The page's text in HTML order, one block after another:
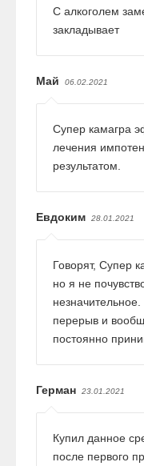
С алкоголем
закладывает
Май 06.02.2021
Супер камагра
лечения
результатом.
Евдоким 28.01.2021
Говорят, Супер
но я не
перерыв и
постоянно
Герман 23.01.2021
Купил данное
после первого